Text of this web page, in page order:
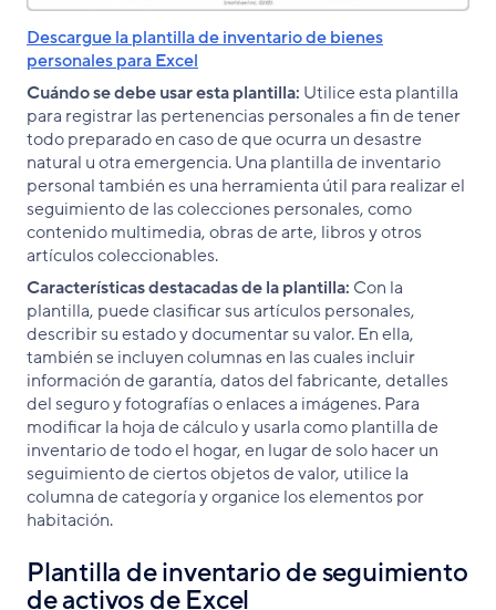
Descargue la plantilla de inventario de bienes
personales para Excel
Cuándo se debe usar esta plantilla: Utilice esta plantilla
para registrar las pertenencias personales a fin de tener
todo preparado en caso de que ocurra un desastre
natural u otra emergencia. Una plantilla de inventario
personal también es una herramienta útil para realizar el
seguimiento de las colecciones personales, como
contenido multimedia, obras de arte, libros y otros
artículos coleccionables.
Características destacadas de la plantilla: Con la
plantilla, puede clasificar sus artículos personales,
describir su estado y documentar su valor. En ella,
también se incluyen columnas en las cuales incluir
información de garantía, datos del fabricante, detalles
del seguro y fotografías o enlaces a imágenes. Para
modificar la hoja de cálculo y usarla como plantilla de
inventario de todo el hogar, en lugar de solo hacer un
seguimiento de ciertos objetos de valor, utilice la
columna de categoría y organice los elementos por
habitación.
Plantilla de inventario de seguimiento
de activos de Excel